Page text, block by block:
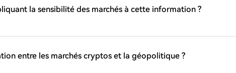
la sensibilité des marchés à cette information ?
entre les marchés cryptos et la géopolitique ?